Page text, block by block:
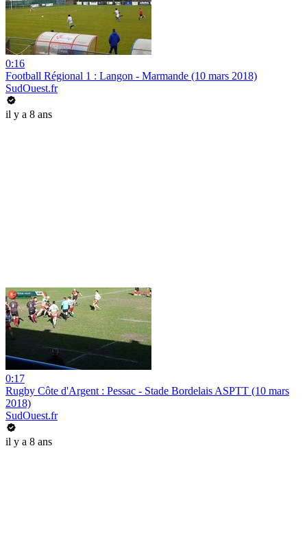
0:16
Football Régional 1 : Langon - Marmande (10 mars 2018)
SudOuest.fr
il y a 8 ans
0:17
Rugby Côte d'Argent : Pessac - Stade Bordelais ASPTT (10 mars
2018)
SudOuest.fr
il y a 8 ans